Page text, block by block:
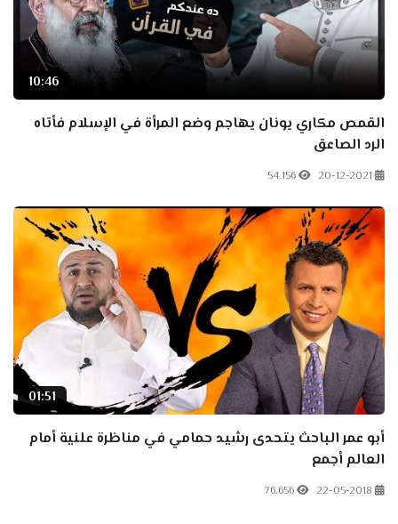
10:46
القمص مكاري يونان يهاجم وضع المرأة في الإسلام فأتاه
الرد الصاعق
20-12-2021
54.156
01:51
أبو عمر الباحث يتحدى رشيد حمامي في مناظرة علنية أمام
العالم أجمع
22-05-2018
76.656